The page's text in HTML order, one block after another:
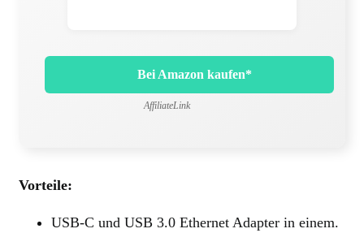
Bei Amazon kaufen*
AffiliateLink
Vorteile:
USB-C und USB 3.0 Ethernet Adapter in einem.